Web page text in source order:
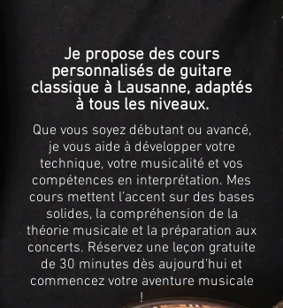
Je propose des cours
personnalisés de guitare
classique à Lausanne, adaptés
à tous les niveaux.
Que vous soyez débutant ou avancé,
je vous aide à développer votre
technique, votre musicalité et vos
compétences en interprétation. Mes
cours mettent l’accent sur des bases
solides, la compréhension de la
théorie musicale et la préparation aux
concerts. Réservez une leçon gratuite
de 30 minutes dès aujourd’hui et
commencez votre aventure musicale
!